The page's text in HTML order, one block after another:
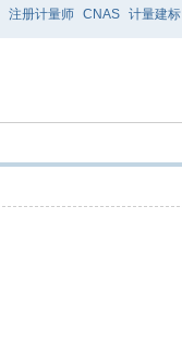
注册计量师 CNAS 计量建标